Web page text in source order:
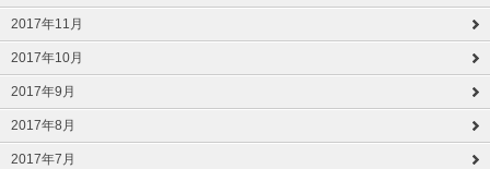
2017年11月
2017年10月
2017年9月
2017年8月
2017年7月